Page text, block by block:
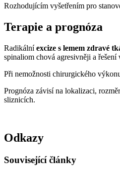
Rozhodujícím vyšetřením pro
Terapie a prognóza
Radikálníexcize s lemem zdravé
spinaliom chová agresivněji a
Při nemožnosti chirurgického
Prognóza závisí na lokalizaci,
sliznicích.
Odkazy
Související články